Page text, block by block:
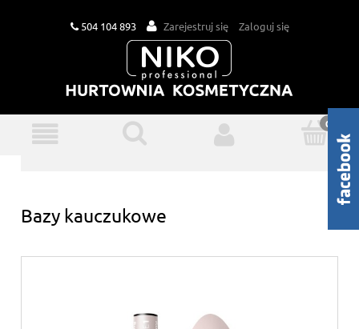
504 104 893 Zarejestruj się Zaloguj się
Bazy kauczukowe